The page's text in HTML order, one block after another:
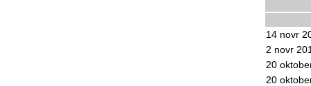
14 novr
2 novr
20
20